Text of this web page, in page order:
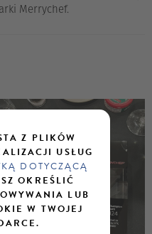
Merrychef.
Z PLIKÓW
USŁUG
DOTYCZĄCĄ
OKREŚLIĆ
LUB
W TWOJEJ